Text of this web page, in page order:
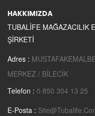
HAKKIMIZDA
TUBALİFE MAĞAZACILIK
ŞİRKETİ
Adres :
MERKEZ / BİLECİK
Telefon : 0 850 304 13 25
E-Posta :